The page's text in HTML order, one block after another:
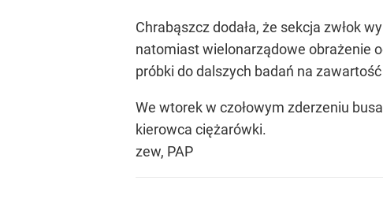
Chrabąszcz dodała, że sekcja zwłok
natomiast wielonarządowe obrażenie
próbki do dalszych badań na
We wtorek w czołowym zderzeniu
kierowca ciężarówki.
zew, PAP